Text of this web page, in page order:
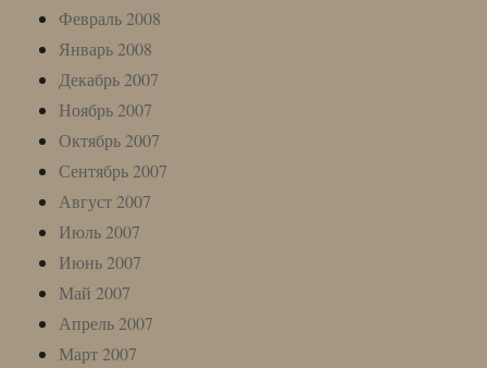
Февраль 2008
Январь 2008
Декабрь 2007
Ноябрь 2007
Октябрь 2007
Сентябрь 2007
Август 2007
Июль 2007
Июнь 2007
Май 2007
Апрель 2007
Март 2007